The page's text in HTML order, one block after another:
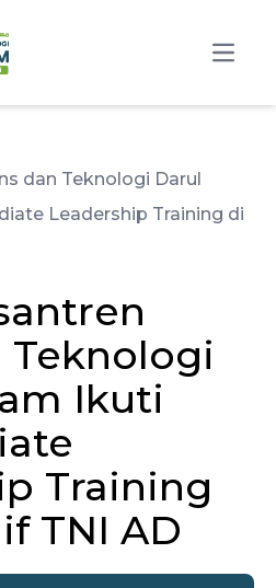
Open
dan Teknologi Darul
Leadership Training di
Teknologi
Ikuti
Training
TNI AD